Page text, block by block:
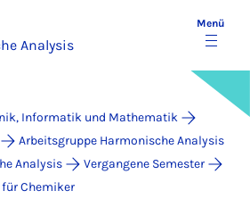
Analysis
Menü
Informatik und Mathematik
Arbeitsgruppe Harmonische Analysis
Analysis
Vergangene Semester
Chemiker